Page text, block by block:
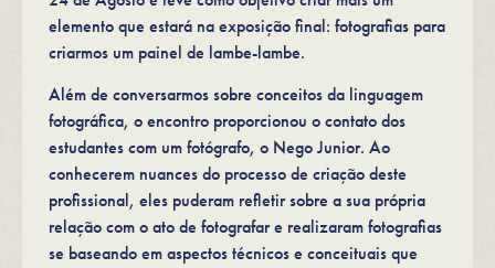
elemento que estará na exposição final: fotografias para
criarmos um painel de lambe-lambe.
Além de conversarmos sobre conceitos da linguagem
fotográfica, o encontro proporcionou o contato dos
estudantes com um fotógrafo, o Nego Junior. Ao
conhecerem nuances do processo de criação deste
profissional, eles puderam refletir sobre a sua própria
relação com o ato de fotografar e realizaram fotografias
se baseando em aspectos técnicos e conceituais que